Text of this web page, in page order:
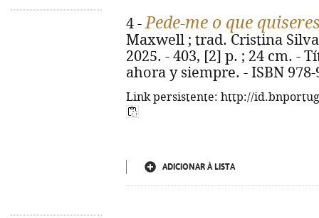
4 -Pede-me o que
Maxwell ; trad. Cristina
2025. - 403, [2] p. ; 24 cm. -
ahora y siempre. - ISBN 978-
Link persistente: http://
ADICIONAR À LISTA